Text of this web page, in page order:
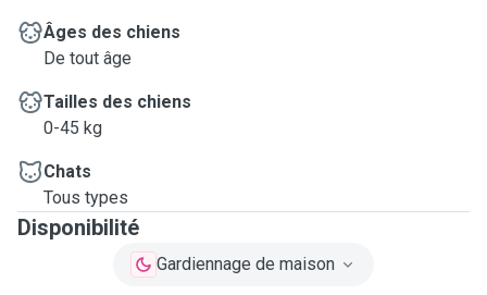
Âges des chiens
De tout âge
Tailles des chiens
0-45 kg
Chats
Tous types
Disponibilité
Gardiennage de maison